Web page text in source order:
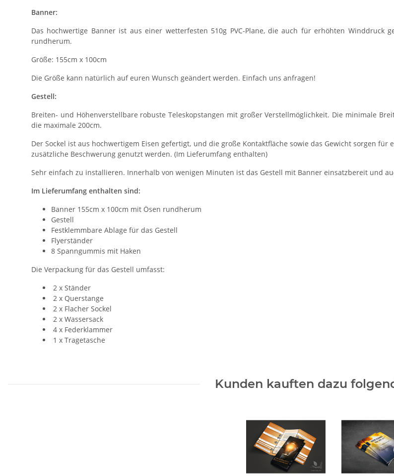
Banner:
Das hochwertige Banner ist aus einer wetterfesten 510g PVC-Plane, die auch für erhöhten
rundherum.
Größe: 155cm x 100cm
Die Größe kann natürlich auf euren Wunsch geändert werden. Einfach uns anfragen!
Gestell:
Breiten- und Höhenverstellbare robuste Teleskopstangen mit großer Verstellmöglichkeit. Die minimale
die maximale 200cm.
Der Sockel ist aus hochwertigem Eisen gefertigt, und die große Kontaktfläche sowie das Gewicht sorgen
zusätzliche Beschwerung genutzt werden. (Im Lieferumfang enthalten)
Sehr einfach zu installieren. Innerhalb von wenigen Minuten ist das Gestell mit Banner einsatzbereit und
Im Lieferumfang enthalten sind:
Banner 155cm x 100cm mit Ösen rundherum
Gestell
Festklemmbare Ablage für das Gestell
Flyerständer
8 Spanngummis mit Haken
Die Verpackung für das Gestell umfasst:
2 x Ständer
2 x Querstange
2 x Flacher Sockel
2 x Wassersack
4 x Federklammer
1 x Tragetasche
Kunden kauften dazu